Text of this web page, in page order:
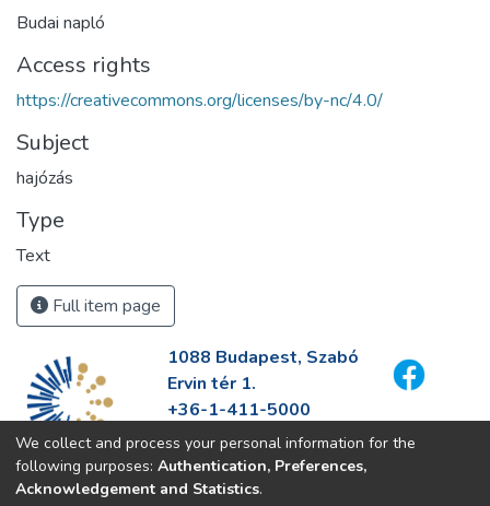
Budai napló
Access rights
https://creativecommons.org/licenses/by-nc/4.0/
Subject
hajózás
Type
Text
Full item page
1088 Budapest, Szabó
Ervin tér 1.
+36-1-411-5000
info@fszek.hu
https://fszek.hu
We collect and process your personal information for the
following purposes: Authentication, Preferences,
Acknowledgement and Statistics.